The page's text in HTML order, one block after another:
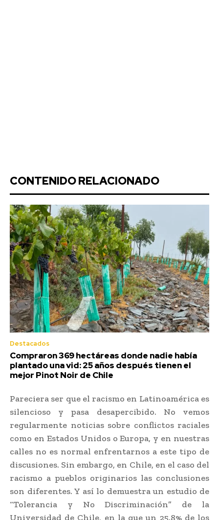
CONTENIDO RELACIONADO
Destacados
Compraron 369 hectáreas donde nadie había
plantado una vid: 25 años después tienen el
mejor Pinot Noir de Chile
Pareciera ser que el racismo en Latinoamérica es
silencioso y pasa desapercibido. No vemos
regularmente noticias sobre conflictos raciales
como en Estados Unidos o Europa, y en nuestras
calles no es normal enfrentarnos a este tipo de
discusiones. Sin embargo, en Chile, en el caso del
racismo a pueblos originarios las conclusiones
son diferentes. Y así lo demuestra un estudio de
“Tolerancia y No Discriminación” de la
Universidad de Chile, en la que un 25.8% de los